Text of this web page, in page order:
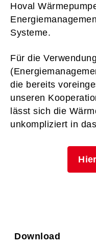
Hoval
Systeme.
Für die
die bereits
unseren
lässt sich die
unkompliziert in
Download